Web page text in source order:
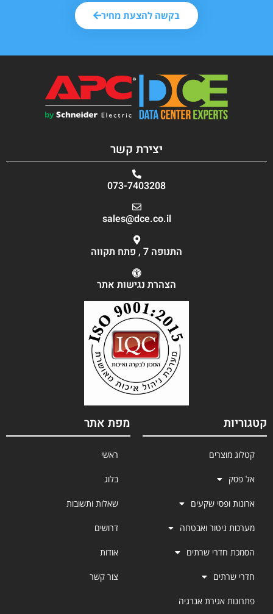
בקשה להצעת מחיר
יצירת קשר
073-7403208
sales@dce.co.il
התנופה 7 , פתח תקווה
הצהרת נגישות אתר
קטגוריות
קטלוג מוצרים
אל פסק
ארונות ופסי שקעים
מערכות ניטור ואבטחה
הסמכת חדרי שרתים
חדרי שרתים
פתרונות אגירת אנרגיה
מפת אתר
ראשי
בלוג
שאלות ותשובות
דרושים
אודות
צור קשר